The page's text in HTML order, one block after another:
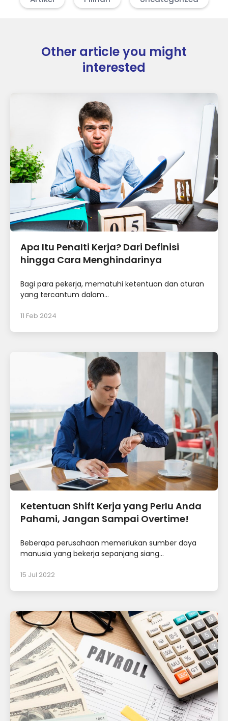
Other article you might
interested
Apa Itu Penalti Kerja? Dari Definisi
hingga Cara Menghindarinya
Bagi para pekerja, mematuhi ketentuan dan aturan
yang tercantum dalam...
11 Feb 2024
Ketentuan Shift Kerja yang Perlu Anda
Pahami, Jangan Sampai Overtime!
Beberapa perusahaan memerlukan sumber daya
manusia yang bekerja sepanjang siang...
15 Jul 2022